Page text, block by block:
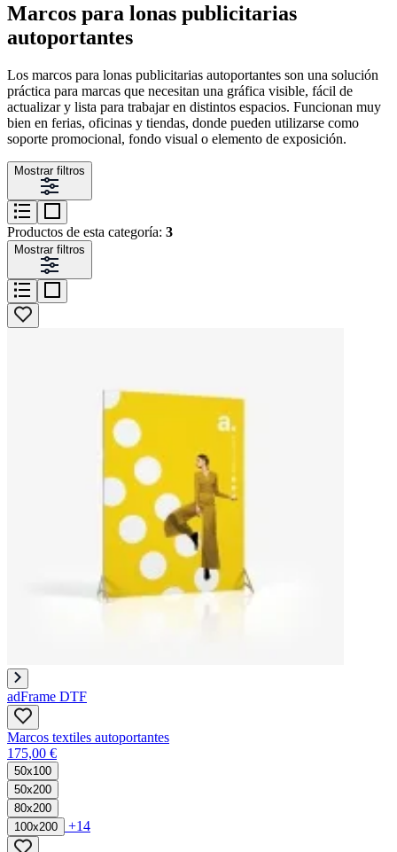
Marcos para lonas publicitarias
autoportantes
Los marcos para lonas publicitarias autoportantes son una solución
práctica para marcas que necesitan una gráfica visible, fácil de
actualizar y lista para trabajar en distintos espacios. Funcionan muy
bien en ferias, oficinas y tiendas, donde pueden utilizarse como
soporte promocional, fondo visual o elemento de exposición.
Mostrar filtros
Productos de esta categoría: 3
Mostrar filtros
adFrame DTF
Marcos textiles autoportantes
175,00 €
50x100
50x200
80x200
100x200
+14